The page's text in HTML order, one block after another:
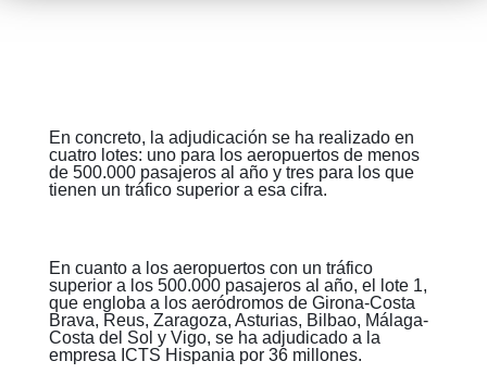
En concreto, la adjudicación se ha realizado en
cuatro lotes: uno para los aeropuertos de menos
de 500.000 pasajeros al año y tres para los que
tienen un tráfico superior a esa cifra.
En cuanto a los aeropuertos con un tráfico
superior a los 500.000 pasajeros al año, el lote 1,
que engloba a los aeródromos de Girona-Costa
Brava, Reus, Zaragoza, Asturias, Bilbao, Málaga-
Costa del Sol y Vigo, se ha adjudicado a la
empresa ICTS Hispania por 36 millones.